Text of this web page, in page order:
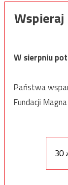
Wspieraj
W sierpniu
Państwa
Fundacji
30